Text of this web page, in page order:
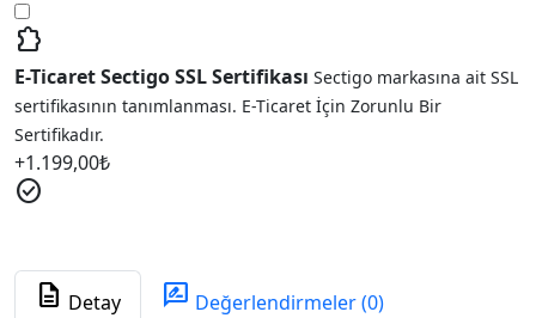
extension
E-Ticaret Sectigo SSL Sertifikası Sectigo markasına ait SSL
sertifikasının tanımlanması. E-Ticaret İçin Zorunlu Bir
Sertifikadır.
+1.199,00₺
check_circle
description Detay rate_review Değerlendirmeler (0)